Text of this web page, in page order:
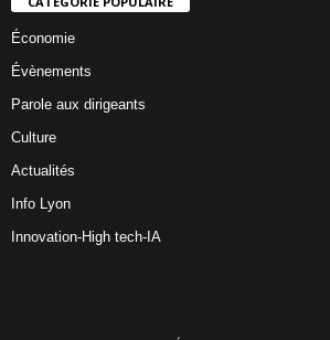
Économie
Évènements
Parole aux dirigeants
Culture
Actualités
Info Lyon
Innovation-High tech-IA